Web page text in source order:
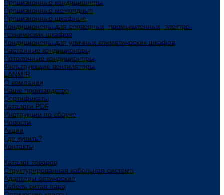
Прецизионные кондиционеры
Прецизионные межрядные
Прецизионные шкафные
Кондиционеры для серверных, промышленных, электро-
технических шкафов
Кондиционеры для уличных климатических шкафов
Настенные кондиционеры
Потолочные кондиционеры
Фильтрующие вентиляторы
LANMIR
О компании
Наше производство
Сертификаты
Каталоги PDF
Инструкции по сборке
Новости
Акции
Где купить?
Контакты
Каталог товаров
Структурированная кабельная система
Адаптеры оптические
Кабель витая пара